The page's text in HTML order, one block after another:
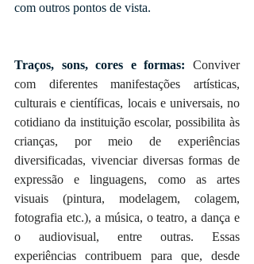
com outros pontos de vista.
Traços, sons, cores e formas: Conviver
com diferentes manifestações artísticas,
culturais e científicas, locais e universais, no
cotidiano da instituição escolar, possibilita às
crianças, por meio de experiências
diversificadas, vivenciar diversas formas de
expressão e linguagens, como as artes
visuais (pintura, modelagem, colagem,
fotografia etc.), a música, o teatro, a dança e
o audiovisual, entre outras. Essas
experiências contribuem para que, desde